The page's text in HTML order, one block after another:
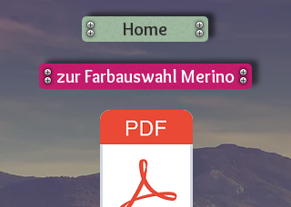
Home
zur Farbauswahl Merino